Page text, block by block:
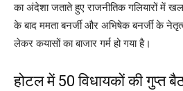
का अंदेशा जताते हुए राजनीतिक गलियारों में
के बाद ममता बनर्जी और अभिषेक बनर्जी के
लेकर कयासों का बाजार गर्म हो गया है।
होटल में 50 विधायकों की गुप्त